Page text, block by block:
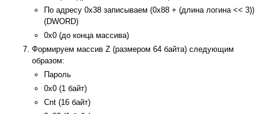
По адресу 0x38 записываем (0x88 + (длина логина << 3))
(DWORD)
0x0 (до конца массива)
Формируем массив Z (размером 64 байта) следующим
образом:
Пароль
0x0 (1 байт)
Cnt (16 байт)